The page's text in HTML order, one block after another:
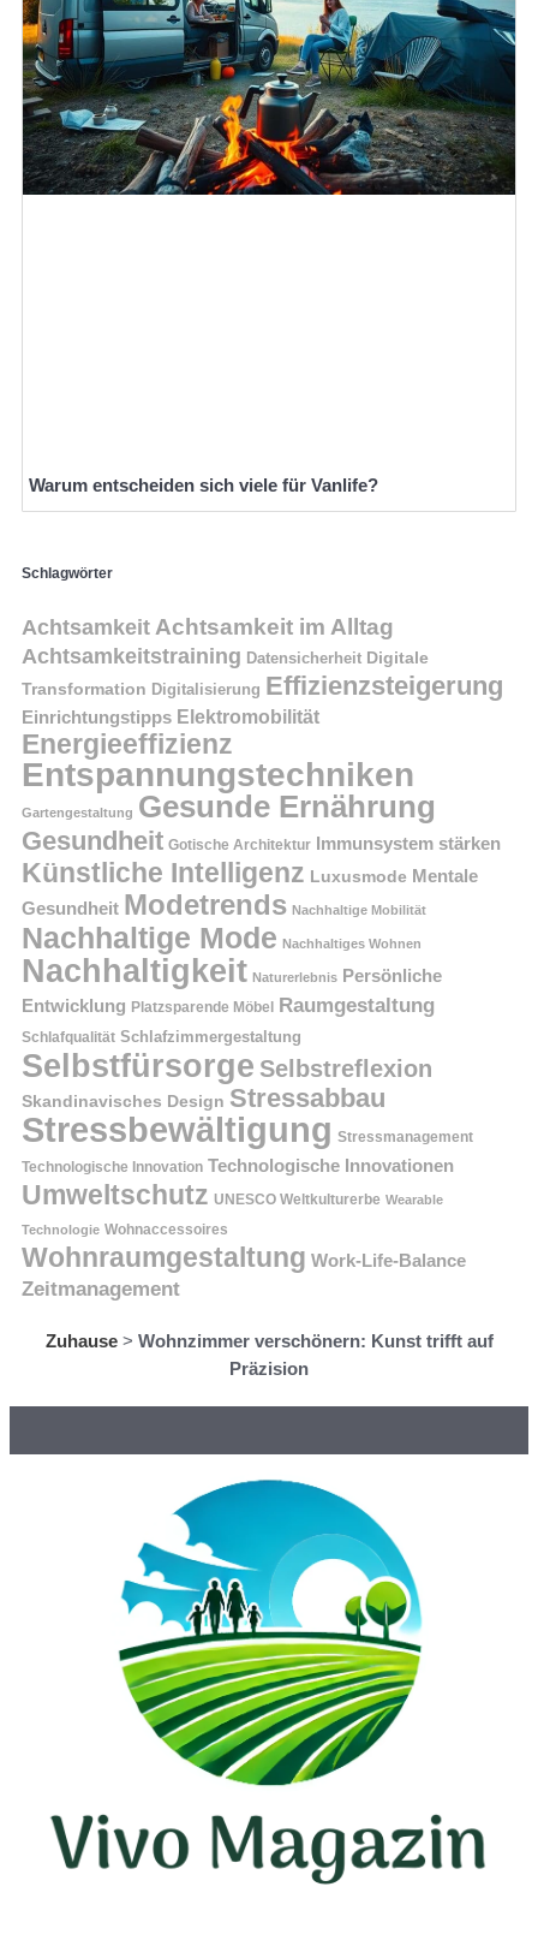
Warum entscheiden sich viele für Vanlife?
Schlagwörter
Achtsamkeit Achtsamkeit im Alltag
Achtsamkeitstraining Datensicherheit Digitale
Transformation Digitalisierung Effizienzsteigerung
Einrichtungstipps Elektromobilität
Energieeffizienz
Entspannungstechniken
Gartengestaltung Gesunde Ernährung
Gesundheit Gotische Architektur Immunsystem stärken
Künstliche Intelligenz Luxusmode Mentale
Gesundheit Modetrends Nachhaltige Mobilität
Nachhaltige Mode Nachhaltiges Wohnen
Nachhaltigkeit Naturerlebnis Persönliche
Entwicklung Platzsparende Möbel Raumgestaltung
Schlafqualität Schlafzimmergestaltung
Selbstfürsorge Selbstreflexion
Skandinavisches Design Stressabbau
Stressbewältigung Stressmanagement
Technologische Innovation Technologische Innovationen
Umweltschutz UNESCO Weltkulturerbe Wearable
Technologie Wohnaccessoires
Wohnraumgestaltung Work-Life-Balance
Zeitmanagement
Zuhause> Wohnzimmer verschönern: Kunst trifft auf
Präzision